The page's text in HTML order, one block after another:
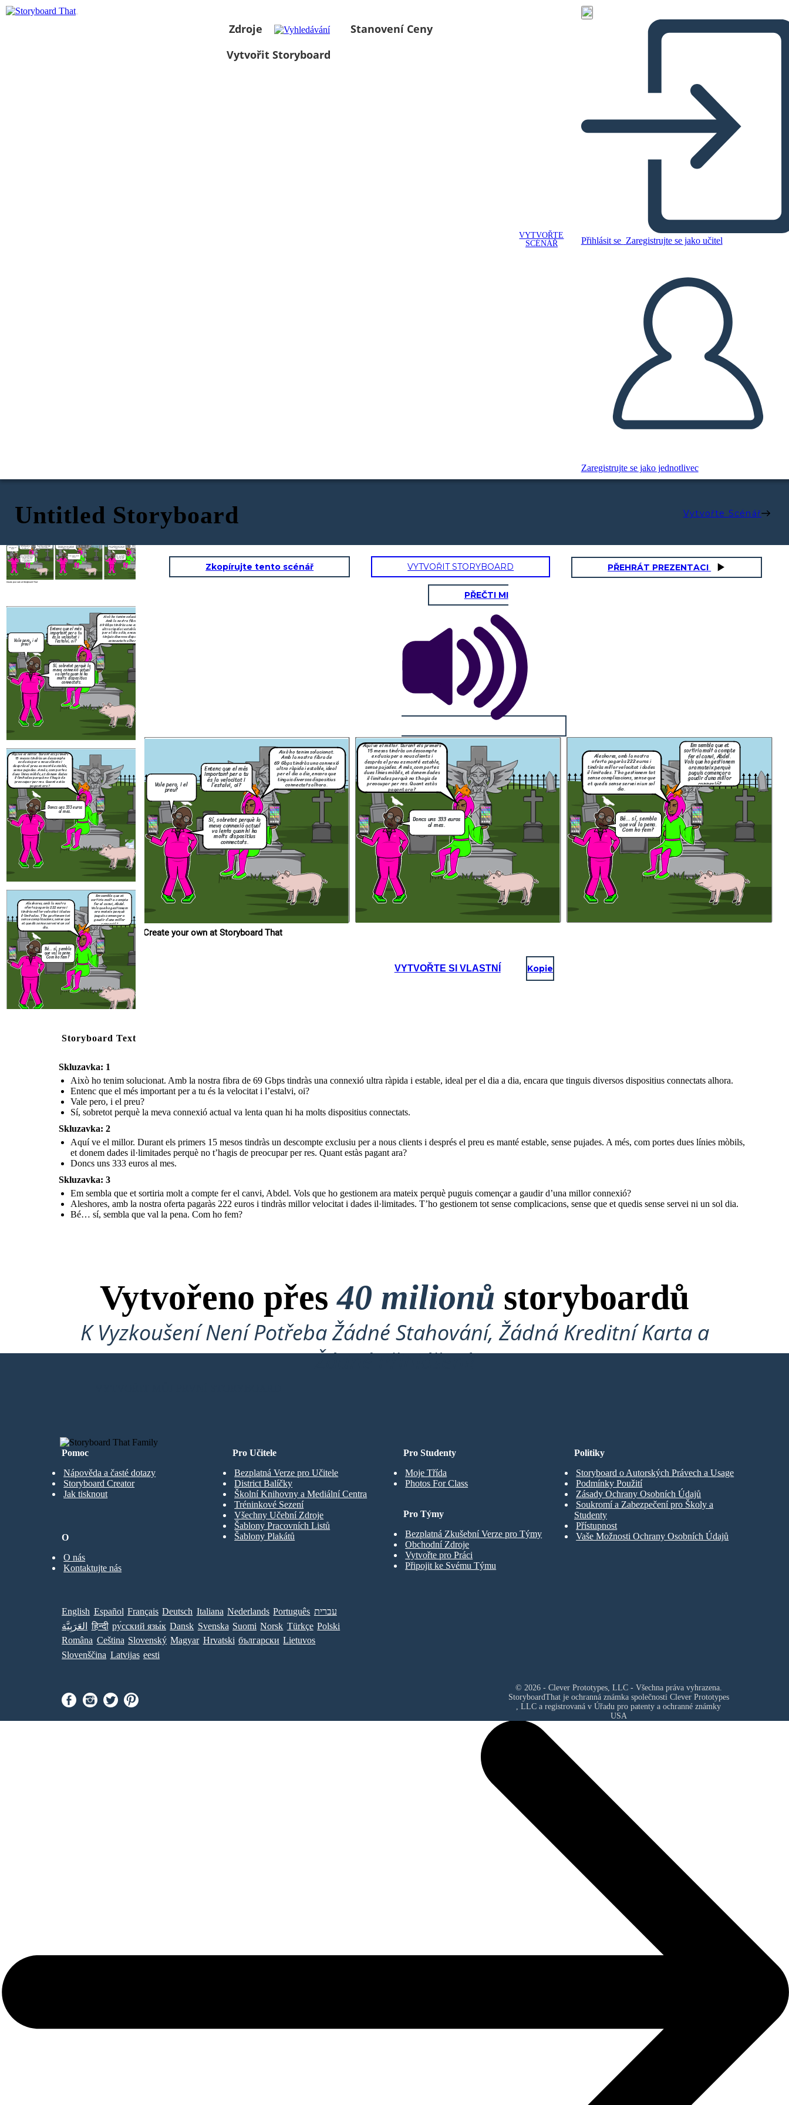
Zdroje
Stanovení Ceny
Vytvořit Storyboard
VYTVOŘTE
SCÉNÁŘ
Přihlásit se Zaregistrujte se jako učitel
Zaregistrujte se jako jednotlivec
Untitled Storyboard Vytvořte Scénář
Create your own at Storyboard That
Doncs uns 333 euros
al mes.
il·limitades perquè no t’hagis de
preocupar per res. Quant estàs
pagant ara?
Bé… sí, sembla
que val la pena.
Com ho fem?
sense complicacions, sense que
et quedis sense servei ni un sol
dia.
Sí, sobretot perquè la
meva connexió actual
va lenta quan hi ha
molts dispositius
connectats.
important per a tu
és la velocitat i
l’estalvi, oi?
gaudir d’una millor
connexió?
per el dia a dia, encara que
tinguis diversos dispositius
connectats alhora.
Vale pero, i el
preu?
Create your own at Storyboard That
Sí, sobretot perquè la
meva connexió actual
va lenta quan hi ha
molts dispositius
connectats.
Entenc que el més
important per a tu
és la velocitat i
l’estalvi, oi? connexió?
Això ho tenim solucionat.
Amb la nostra fibra de
69 Gbps tindràs una connexió
ultra ràpida i estable, ideal
per el dia a dia, encara que
tinguis diversos dispositius
connectats alhora.
Vale pero, i el
preu?
Doncs uns 333 euros
al mes.
Aquí ve el millor. Durant els primers
15 mesos tindràs un descompte
exclusiu per a nous clients i
després el preu es manté estable,
sense pujades. A més, com portes
dues línies mòbils, et donem dades
il·limitades perquè no t’hagis de
preocupar per res. Quant estàs
pagant ara?
que val la pena.
Com ho fem?
oferta pagaràs 222 euros i
tindràs millor velocitat i dades
il·limitades. T’ho gestionem tot
sense complicacions, sense que
et quedis sense servei ni un sol
dia.
Em sembla que et
sortiria molt a compte
fer el canvi, Abdel.
Vols que ho gestionem
ara mateix perquè
puguis començar a
gaudir d’una millor
connexió?
Bé… sí, sembla
que val la pena.
Com ho fem?
Aleshores, amb la nostra
oferta pagaràs 222 euros i
tindràs millor velocitat i dades
il·limitades. T’ho gestionem tot
sense complicacions, sense que
et quedis sense servei ni un sol
dia.
Em sembla que et
sortiria molt a compte
fer el canvi, Abdel.
Vols que ho gestionem
ara mateix perquè
puguis començar a
gaudir d’una millor
connexió?
Zkopírujte tento scénář VYTVOŘIT STORYBOARD PŘEHRÁT PREZENTACI
PŘEČTI MI
Create your own at Storyboard That
Doncs uns 333 euros
al mes.
Aquí ve el millor. Durant els primers
15 mesos tindràs un descompte
exclusiu per a nous clients i
després el preu es manté estable,
sense pujades. A més, com portes
dues línies mòbils, et donem dades
il·limitades perquè no t’hagis de
preocupar per res. Quant estàs
pagant ara?
Bé… sí, sembla
que val la pena.
Com ho fem?
Aleshores, amb la nostra
oferta pagaràs 222 euros i
tindràs millor velocitat i dades
il·limitades. T’ho gestionem tot
sense complicacions, sense que
et quedis sense servei ni un sol
dia.
Sí, sobretot perquè la
meva connexió actual
va lenta quan hi ha
molts dispositius
connectats.
Entenc que el més
important per a tu
és la velocitat i
l’estalvi, oi?
Em sembla que et
sortiria molt a compte
fer el canvi, Abdel.
Vols que ho gestionem
ara mateix perquè
puguis començar a
gaudir d’una millor
connexió?
Això ho tenim solucionat.
Amb la nostra fibra de
69 Gbps tindràs una connexió
ultra ràpida i estable, ideal
per el dia a dia, encara que
tinguis diversos dispositius
connectats alhora.
Vale pero, i el
preu?
VYTVOŘTE SI VLASTNÍ Kopie
Storyboard Text
Skluzavka: 1
Això ho tenim solucionat. Amb la nostra fibra de 69 Gbps tindràs una connexió ultra ràpida i estable, ideal per el dia a dia, encara que tinguis diversos dispositius connectats alhora.
Entenc que el més important per a tu és la velocitat i l’estalvi, oi?
Vale pero, i el preu?
Sí, sobretot perquè la meva connexió actual va lenta quan hi ha molts dispositius connectats.
Skluzavka: 2
Aquí ve el millor. Durant els primers 15 mesos tindràs un descompte exclusiu per a nous clients i després el preu es manté estable, sense pujades. A més, com portes dues línies mòbils,
et donem dades il·limitades perquè no t’hagis de preocupar per res. Quant estàs pagant ara?
Doncs uns 333 euros al mes.
Skluzavka: 3
Em sembla que et sortiria molt a compte fer el canvi, Abdel. Vols que ho gestionem ara mateix perquè puguis començar a gaudir d’una millor connexió?
Aleshores, amb la nostra oferta pagaràs 222 euros i tindràs millor velocitat i dades il·limitades. T’ho gestionem tot sense complicacions, sense que et quedis sense servei ni un sol dia.
Bé… sí, sembla que val la pena. Com ho fem?
Vytvořeno přes40 milionů storyboardů
K Vyzkoušení Není Potřeba Žádné Stahování, Žádná Kreditní Karta a
Žádné Přihlášení!
Pomoc
Nápověda a časté dotazy
Storyboard Creator
Jak tisknout
Pro Studenty
Moje Třída
Photos For Class
Pro Učitele
Bezplatná Verze pro Učitele
District Balíčky
Školní Knihovny a Mediální Centra
Tréninkové Sezení
Všechny Učební Zdroje
Šablony Pracovních Listů
Šablony Plakátů
Pro Týmy
Bezplatná Zkušební Verze pro Týmy
Obchodní Zdroje
Vytvořte pro Práci
Připojit ke Svému Týmu
O
O nás
Kontaktujte nás
Politiky
Storyboard o Autorských Právech a Usage
Podmínky Použití
Zásady Ochrany Osobních Údajů
Soukromí a Zabezpečení pro Školy a
Studenty
Přístupnost
Vaše Možnosti Ochrany Osobních Údajů
English Español Français Deutsch Italiana Nederlands Português עברית
العَرَبِيَّة
हिन्दी ру́сский язы́к Dansk Svenska Suomi Norsk Türkçe Polski
Româna Ceština Slovenský Magyar Hrvatski български Lietuvos
Slovenščina Latvijas eesti
© 2026 - Clever Prototypes, LLC - Všechna práva vyhrazena.
StoryboardThat je ochranná známka společnosti Clever Prototypes
, LLC a registrovaná v Úřadu pro patenty a ochranné známky
USA